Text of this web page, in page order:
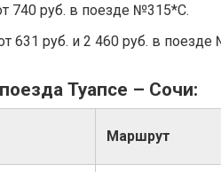
740 руб. в поезде №315*С.
631 руб. и 2 460 руб. в
Туапсе – Сочи:
Маршрут